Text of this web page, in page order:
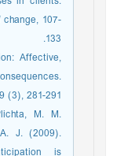
107-
133.
Affective,
(3), 281-291.
M. M.
J. (2009).